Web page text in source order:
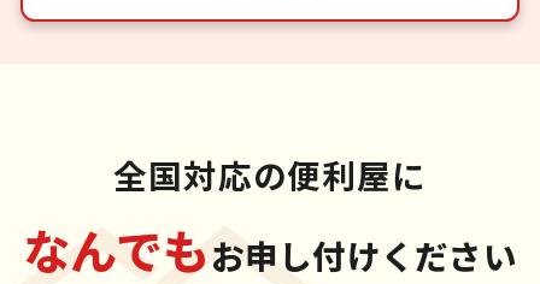
全国対応の便利屋に
なんでもお申し付けください